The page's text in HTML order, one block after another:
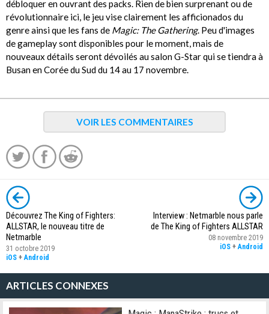
débloquer en ouvrant des packs. Rien de bien surprenant ou de
révolutionnaire ici, le jeu vise clairement les afficionados du
genre ainsi que les fans de Magic: The Gathering. Peu d'images
de gameplay sont disponibles pour le moment, mais de
nouveaux détails seront dévoilés au salon G-Star qui se tiendra à
Busan en Corée du Sud du 14 au 17 novembre.
VOIR LES COMMENTAIRES
Découvrez The King of Fighters:
ALLSTAR, le nouveau titre de
Netmarble
31 octobre 2019
iOS + Android
Interview : Netmarble nous parle
de The King of Fighters ALLSTAR
08 novembre 2019
iOS + Android
ARTICLES CONNEXES